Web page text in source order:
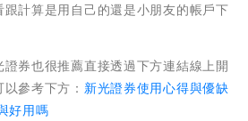
計算是用自己的還是小朋友的帳戶下
券也很推薦直接透過下方連結線上開
參考下方： 新光證券使用心得與優缺
好用嗎